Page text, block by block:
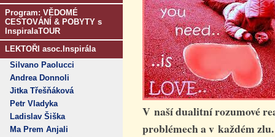
Program: VĚDOMÉ
CESTOVÁNÍ & POBYTY s
InspiralaTOUR
LEKTOŘI asoc.Inspirála
Silvano Paolucci
Andrea Donnoli
Jitka Třešňáková
Petr Vladyka
Ladislav Šiška
Ma Prem Anjali
V naší dualitní rozumové
problémech a v každém